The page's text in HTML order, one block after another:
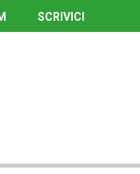
SCRIVICI